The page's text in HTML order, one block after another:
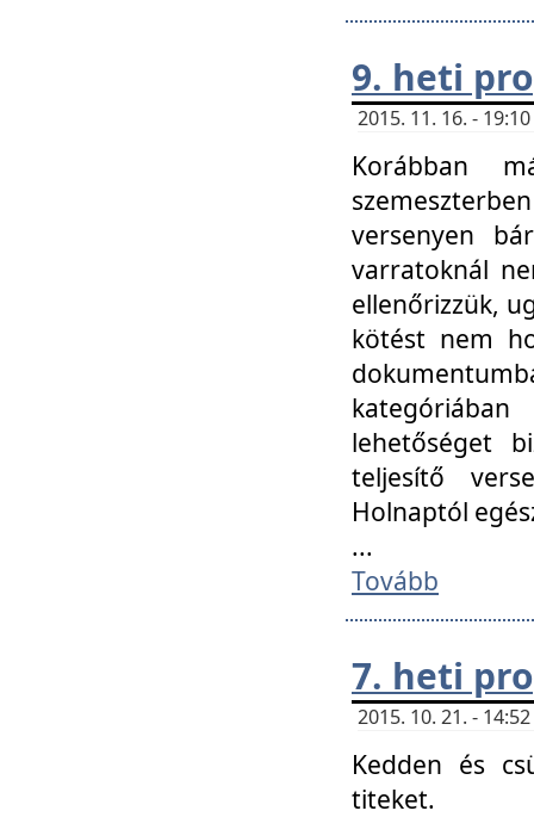
9. heti
2015. 11. 16. -
Korábban
versenyen
varratoknál
ellenőrizzük,
kötést nem
lehetőséget
teljesítő
Holnaptól
...
Tovább
7. heti
2015. 10. 21. -
Kedden és
titeket.